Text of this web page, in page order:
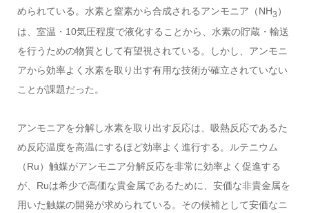
められている。水素と窒素から合成されるアンモニア（NH3 ）
は、室温・10気圧程度で液化することから、水素の貯蔵・輸送
を行うための物質として有望視されている。しかし、アンモニ
アから効率よく水素を取り出す有用な技術が確立されていない
ことが課題だった。
アンモニアを分解し水素を取り出す反応は、吸熱反応であるた
め反応温度を高温にするほど効率よく進行する。ルテニウム
（Ru）触媒がアンモニア分解反応を非常に効率よく促進する
が、Ruは希少で高価な貴金属であるために、安価な非貴金属を
用いた触媒の開発が求められている。その候補として安価なニ